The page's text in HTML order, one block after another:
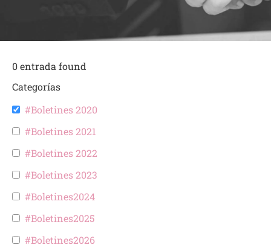
0entrada found
Categorías
#Boletines 2020
#Boletines 2021
#Boletines 2022
#Boletines 2023
#Boletines2024
#Boletines2025
#Boletines2026